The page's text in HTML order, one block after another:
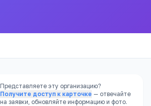
Представляете эту организацию?
Получите доступ к карточке — отвечайте
на заявки, обновляйте информацию и фото.